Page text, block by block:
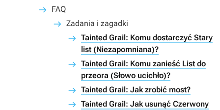
FAQ
Zadania i zagadki
Tainted Grail: Komu dostarczyć Stary
list (Niezapomniana)?
Tainted Grail: Komu zanieść List do
przeora (Słowo ucichło)?
Tainted Grail: Jak zrobić most?
Tainted Grail: Jak usunąć Czerwony